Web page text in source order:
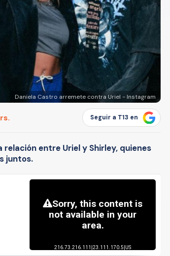
Daniela Castro arremete contra Uriel - Instagram
Seguir a T13 en
entre Uriel y Shirley, quienes
juntos.